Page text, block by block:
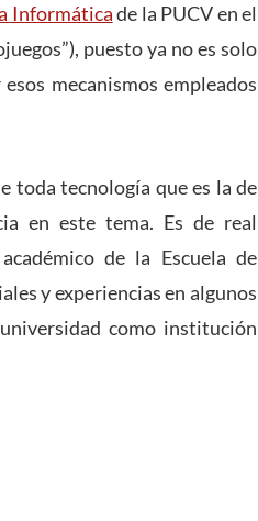
Informáticade la PUCV en el
puesto ya no es solo
mecanismos empleados
toda tecnología que es la de
en este tema. Es de real
de la Escuela de
y experiencias en algunos
como institución